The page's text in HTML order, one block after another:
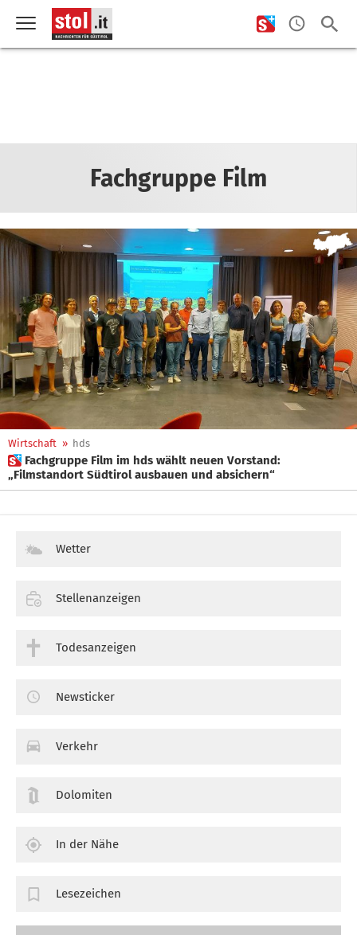
Fachgruppe Film
Wirtschaft » hds
 Fachgruppe Film im hds wählt neuen Vorstand:
„Filmstandort Südtirol ausbauen und absichern“
Wetter
Stellenanzeigen
Todesanzeigen
Newsticker
Verkehr
Dolomiten
In der Nähe
Lesezeichen